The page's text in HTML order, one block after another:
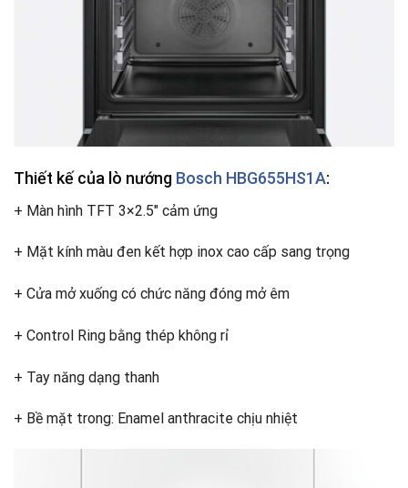
Thiết kế của lò nướng Bosch HBG655HS1A:
+ Màn hình TFT 3×2.5″ cảm ứng
+ Mặt kính màu đen kết hợp inox cao cấp sang trọng
+ Cửa mở xuống có chức năng đóng mở êm
+ Control Ring bằng thép không rỉ
+ Tay năng dạng thanh
+ Bề mặt trong: Enamel anthracite chịu nhiệt